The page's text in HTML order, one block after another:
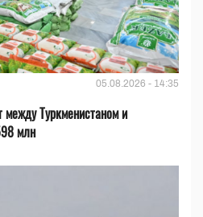
05.08.2026 - 14:35
Туркменистаном и
млн